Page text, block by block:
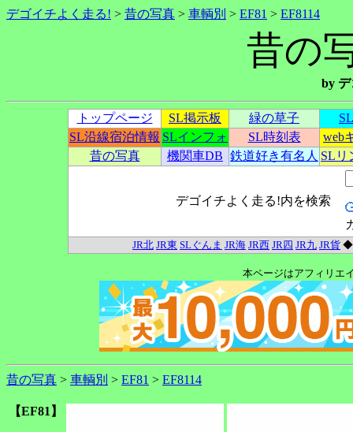
デゴイチよく走る! > 昔の写真 > 車輌別 > EF81 > EF8114
昔の
by
トップページ SL掲示板 緑の草子
SL沿線宿泊情報 SLインフォ SL時刻表
web
昔の写真
機関車DB 鉄道好き有名人 SLリ
デゴイチよく走る!内を検索
JR北 JR東 SLぐんま JR海 JR西 JR四 JR九 JR貨
本ページはアフィリエ
昔の写真 > 車輌別 > EF81 > EF8114
【EF81】